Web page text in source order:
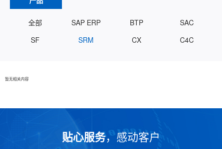
全部 SAP ERP BTP
SAC
SF
SRM CX C4C
暂无相关内容
贴心服务，感动客户